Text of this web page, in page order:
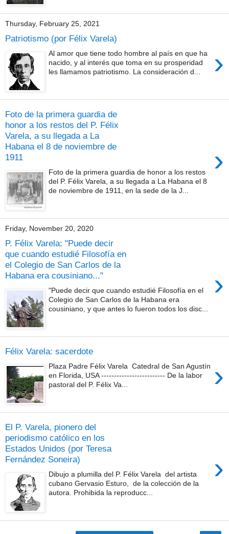
Thursday, February 25, 2021
Patriotismo (por Félix Varela)
›
Al amor que tiene todo hombre al país en que ha
nacido, y al interés que toma en su prosperidad
les llamamos patriotismo. La consideración d...
Foto de la primera guardia de
honor a los restos del P. Félix
Varela, a su llegada a La
Habana el 8 de noviembre de
1911
›
Foto de la primera guardia de honor a los restos
del P. Félix Varela, a su llegada a La Habana el 8
de noviembre de 1911, en la sede de la J...
Friday, November 20, 2020
P. Félix Varela: "Puede decir
que cuando estudié Filosofía en
el Colegio de San Carlos de la
Habana era cousiniano..."
›
"Puede decir que cuando estudié Filosofía en el
Colegio de San Carlos de la Habana era
cousiniano, y que antes lo fueron todos los disc...
Félix Varela: sacerdote
›
Plaza Padre Félix Varela Catedral de San Agustín
en Florida, USA ------------------------- De la labor
pastoral del P. Félix Va...
El P. Varela, pionero del
periodismo católico en los
Estados Unidos (por Teresa
Fernández Soneira)
›
Dibujo a plumilla del P. Félix Varela del artista
cubano Gervasio Esturo, de la colección de la
autora. Prohibida la reproducc...